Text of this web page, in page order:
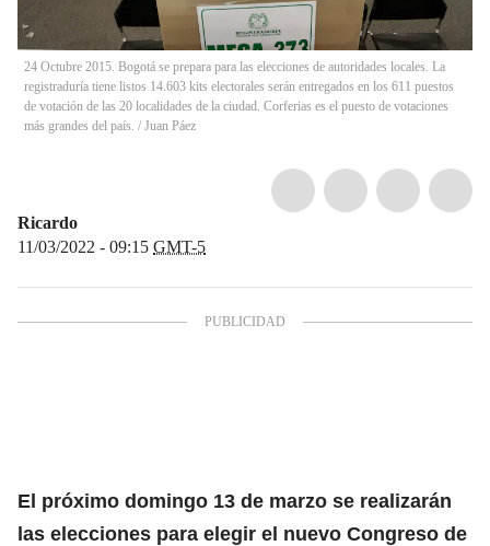
24 Octubre 2015. Bogotá se prepara para las elecciones de autoridades locales. La
registraduría tiene listos 14.603 kits electorales serán entregados en los 611 puestos
de votación de las 20 localidades de la ciudad. Corferias es el puesto de votaciones
más grandes del país. / Juan Páez
Ricardo
11/03/2022 - 09:15 GMT-5
El próximo domingo 13 de marzo se realizarán
las elecciones para elegir el nuevo Congreso de